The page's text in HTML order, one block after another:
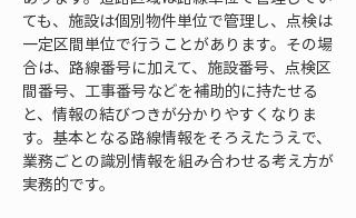
ても、施設は個別物件単位で管理し、点検は
一定区間単位で行うことがあります。その場
合は、路線番号に加えて、施設番号、点検区
間番号、工事番号などを補助的に持たせる
と、情報の結びつきが分かりやすくなりま
す。基本となる路線情報をそろえたうえで、
業務ごとの識別情報を組み合わせる考え方が
実務的です。